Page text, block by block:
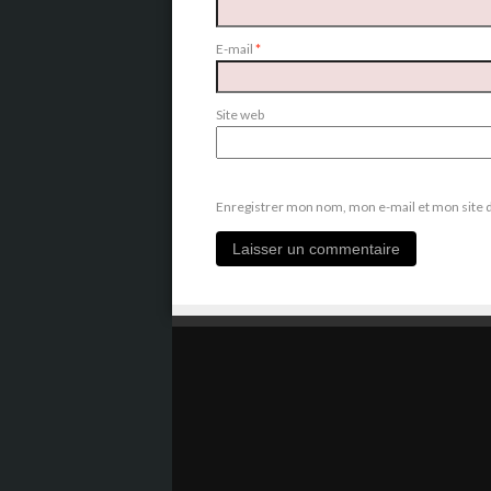
E-mail *
Site web
Enregistrer mon nom, mon e-mail et mon site